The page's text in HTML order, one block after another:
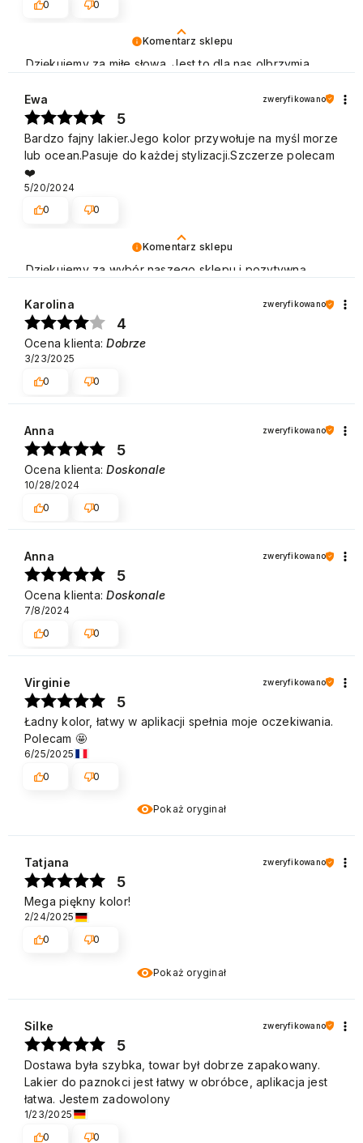
Komentarz sklepu
Dziękujemy za miłe słowa. Jest to dla nas olbrzymia
0
0
Komentarz sklepu
Dziękujemy za wybór naszego sklepu i pozytywną
sklepie! Pozdrawiamy
Ewa zweryfikowano
5
Bardzo fajny lakier.Jego kolor przywołuje na myśl morze
lub ocean.Pasuje do każdej stylizacji.Szczerze polecam
❤️
5/20/2024
0
0
Karolina zweryfikowano
4
Ocena klienta:Dobrze
3/23/2025
0
0
Anna zweryfikowano
5
Ocena klienta:Doskonale
10/28/2024
0
0
Anna zweryfikowano
5
Ocena klienta:Doskonale
7/8/2024
0
0
Pokaż oryginał
Virginie zweryfikowano
5
Ładny kolor, łatwy w aplikacji spełnia moje oczekiwania.
Polecam 🤩
6/25/2025
0
0
Pokaż oryginał
Tatjana zweryfikowano
5
Mega piękny kolor!
2/24/2025
0
0
Silke zweryfikowano
5
Dostawa była szybka, towar był dobrze zapakowany.
Lakier do paznokci jest łatwy w obróbce, aplikacja jest
łatwa. Jestem zadowolony
1/23/2025
0
0